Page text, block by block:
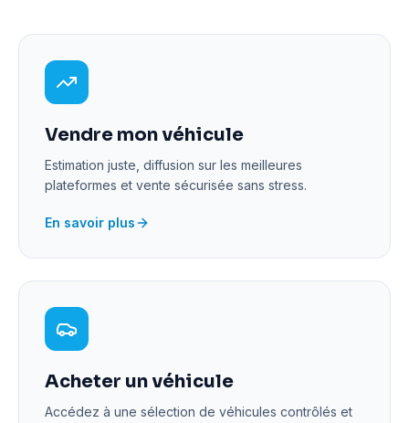
Vendre mon véhicule
Estimation juste, diffusion sur les meilleures
plateformes et vente sécurisée sans stress.
En savoir plus
Acheter un véhicule
Accédez à une sélection de véhicules contrôlés et